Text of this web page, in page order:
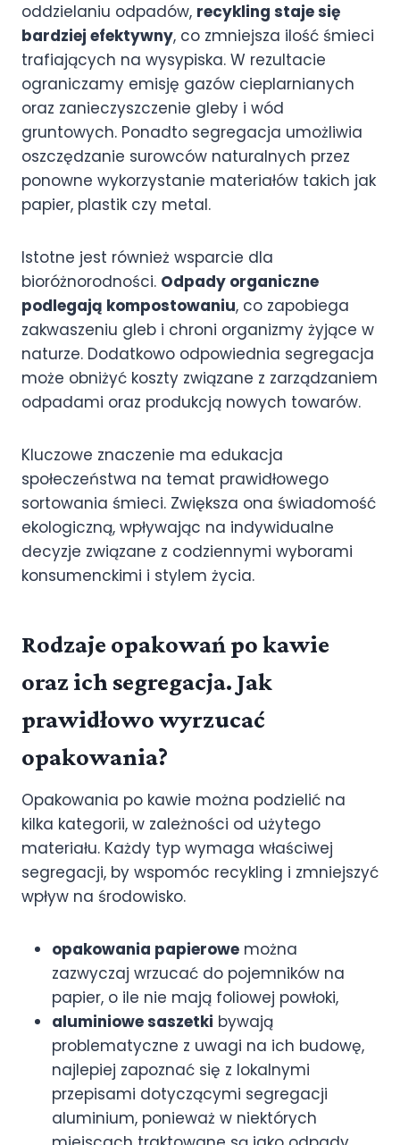
oddzielaniu odpadów, recykling staje się
bardziej efektywny, co zmniejsza ilość śmieci
trafiających na wysypiska. W rezultacie
ograniczamy emisję gazów cieplarnianych
oraz zanieczyszczenie gleby i wód
gruntowych. Ponadto segregacja umożliwia
oszczędzanie surowców naturalnych przez
ponowne wykorzystanie materiałów takich jak
papier, plastik czy metal.
Istotne jest również wsparcie dla
bioróżnorodności. Odpady organiczne
podlegają kompostowaniu, co zapobiega
zakwaszeniu gleb i chroni organizmy żyjące w
naturze. Dodatkowo odpowiednia segregacja
może obniżyć koszty związane z zarządzaniem
odpadami oraz produkcją nowych towarów.
Kluczowe znaczenie ma edukacja
społeczeństwa na temat prawidłowego
sortowania śmieci. Zwiększa ona świadomość
ekologiczną, wpływając na indywidualne
decyzje związane z codziennymi wyborami
konsumenckimi i stylem życia.
Rodzaje opakowań po kawie
oraz ich segregacja. Jak
prawidłowo wyrzucać
opakowania?
Opakowania po kawie można podzielić na
kilka kategorii, w zależności od użytego
materiału. Każdy typ wymaga właściwej
segregacji, by wspomóc recykling i zmniejszyć
wpływ na środowisko.
opakowania papierowe można
zazwyczaj wrzucać do pojemników na
papier, o ile nie mają foliowej powłoki,
aluminiowe saszetki bywają
problematyczne z uwagi na ich budowę,
najlepiej zapoznać się z lokalnymi
przepisami dotyczącymi segregacji
aluminium, ponieważ w niektórych